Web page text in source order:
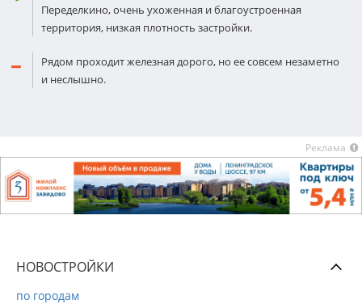
Переделкино, очень ухоженная и благоустроенная
территория, низкая плотность застройки.
Рядом проходит железная дорого, но ее совсем незаметно
и неслышно.
Реклама
НОВОСТРОЙКИ
по городам